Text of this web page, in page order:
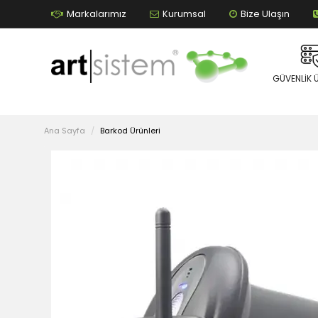
Markalarımız Kurumsal Bize Ulaşın
GÜVENLIK
Ana Sayfa Barkod Ürünleri